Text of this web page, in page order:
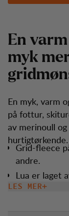
En varm
myk me
gridmøn
En myk, varm
på fottur,
av merinoull
hurtigtørkende.
Grid-fleece
andre.
Lua er laget
LES MER